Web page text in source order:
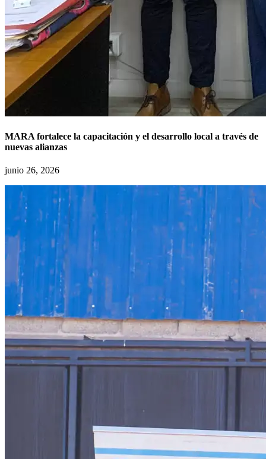
MARA fortalece la capacitación y el desarrollo local a través de
nuevas alianzas
junio 26, 2026